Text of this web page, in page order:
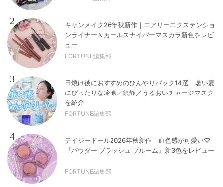
2
キャンメイク26年秋新作｜エアリーエクステンショ
ンライナー＆カールスナイパーマスカラ新色をレビ
ュー
FORTUNE編集部
3
日焼け後におすすめのひんやりパック14選｜暑い夏
にぴったりな冷凍／鎮静／うるおいチャージマスク
を紹介
FORTUNE編集部
4
デイジードール2026年秋新作｜血色感が可愛い♡
『パウダー ブラッシュ ブルーム』新3色をレビュー
FORTUNE編集部